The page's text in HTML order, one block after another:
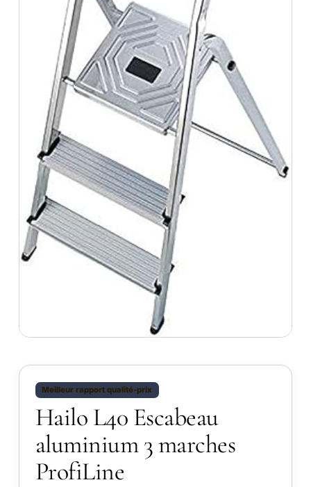
Meilleur rapport qualité-prix
Hailo L40 Escabeau
aluminium 3 marches
ProfiLine